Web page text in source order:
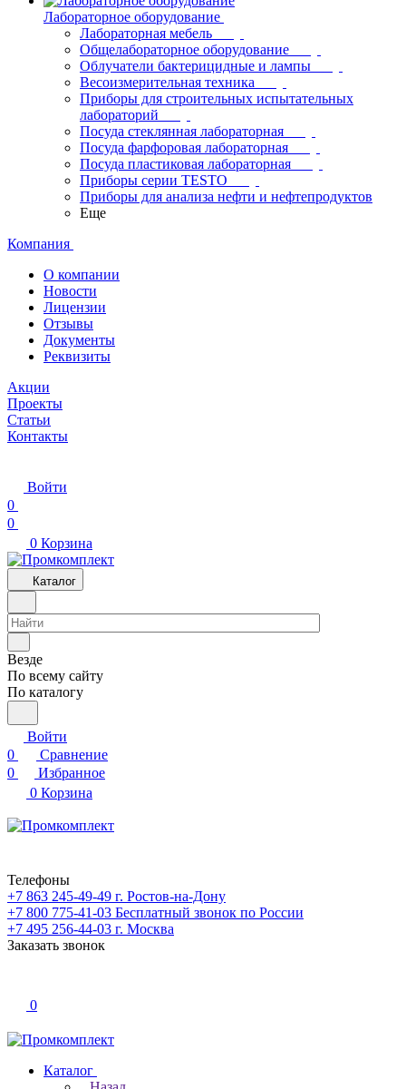
Лабораторное оборудование
Лабораторная мебель
Общелабораторное оборудование
Облучатели бактерицидные и лампы
Весоизмерительная техника
Приборы для строительных испытательных
лабораторий
Посуда стеклянная лабораторная
Посуда фарфоровая лабораторная
Посуда пластиковая лабораторная
Приборы серии TESTO
Приборы для анализа нефти и нефтепродуктов
Еще
Компания
О компании
Новости
Лицензии
Отзывы
Документы
Реквизиты
Акции
Проекты
Статьи
Контакты
Войти
0
0
0 Корзина
Каталог
Везде
По всему сайту
По каталогу
Войти
0
Сравнение
0
Избранное
0 Корзина
Телефоны
+7 863 245-49-49 г. Ростов-на-Дону
+7 800 775-41-03 Бесплатный звонок по России
+7 495 256-44-03 г. Москва
Заказать звонок
0
Каталог